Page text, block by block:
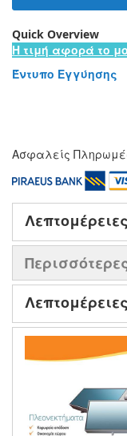
Quick Overview
Η τιμή αφορά το
Έντυπο Εγγύησης
Ασφαλείς
Λεπτομέρειες
Λεπτομέρειες